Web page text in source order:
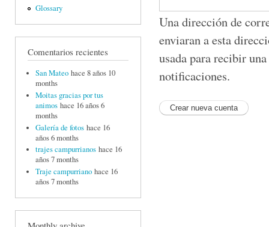
Glossary
Comentarios recientes
San Mateo hace 8 años 10
months
Moitas gracias por tus
animos hace 16 años 6
months
Galería de fotos hace 16
años 6 months
trajes campurrianos hace 16
años 7 months
Traje campurriano hace 16
años 7 months
Una dirección de
enviaran a esta
usada para recibir
notificaciones.